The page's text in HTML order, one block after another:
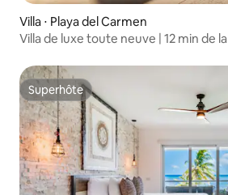
Villa ⋅ Playa del Carmen
Villa de luxe toute neuve | 12 min de
Superhôte
Superhôte